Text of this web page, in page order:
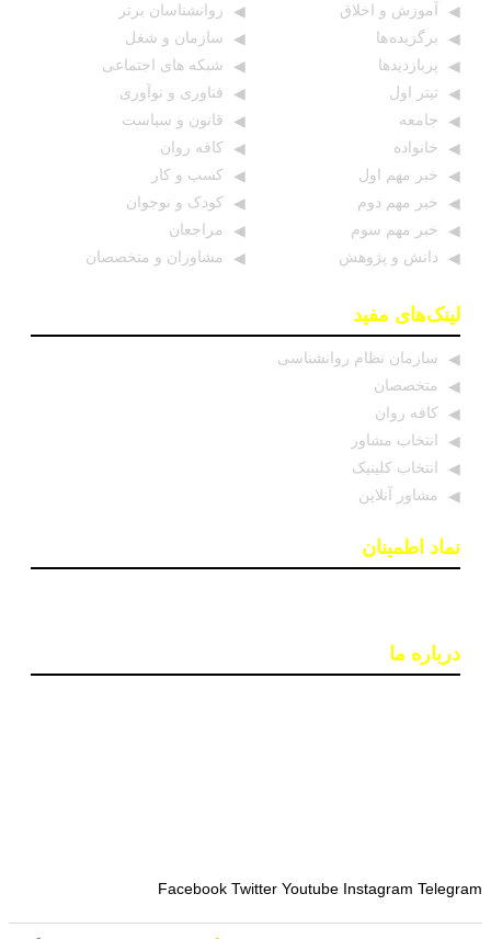
آموزش و اخلاق
برگزیده ها
پربازدیدها
تیتر اول
جامعه
خانواده
خبر مهم اول
خبر مهم دوم
خبر مهم سوم
دانش و پژوهش
روانشناسان برتر
سازمان و شغل
شبکه های اجتماعی
فناوری و نوآوری
قانون و سیاست
کافه روان
کسب و کار
کودک و نوجوان
مراجعان
مشاوران و متخصصان
لینک‌های مفید
سازمان نظام روانشناسی
متخصصان
کافه روان
انتخاب مشاور
انتخاب کلینیک
مشاور آنلاین
نماد اطمینان
درباره ما
Facebook Twitter Youtube Instagram Telegram